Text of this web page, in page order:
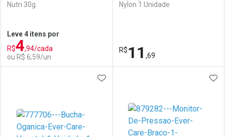
Comprar sem Desconto
Por R$ 23,21/cada
Comprar sem Desconto
Por R$ 23,21/cada
Comprar sem Desconto
Por R$ 28,59/cada
Por R$ 28,59/cada
Nutri 30g
Leve 4 itens por
R$4,94/cada
ou R$ 6,59/un
Laboratório
Por Menos
Nylon 1 Unidade
R$11 ,69
Laboratório
Por Menos
ADICIONAR AOS FAVORITOS